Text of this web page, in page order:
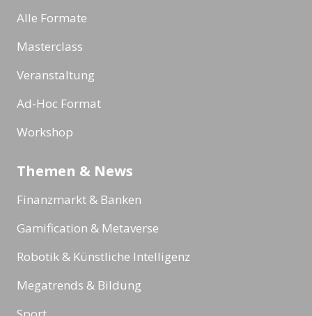
Alle Formate
Masterclass
Veranstaltung
Ad-Hoc Format
Workshop
Themen & News
Finanzmarkt & Banken
Gamification & Metaverse
Robotik & Künstliche Intelligenz
Megatrends & Bildung